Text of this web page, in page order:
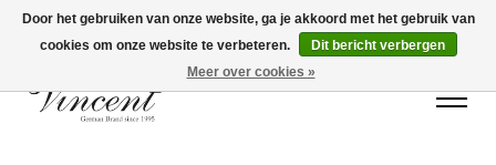
Bots Electronics T.+31 (0)40 20 71777
Door het gebruiken van onze website, ga je akkoord met het gebruik van
cookies om onze website te verbeteren.
Dit bericht verbergen
Meer over cookies »